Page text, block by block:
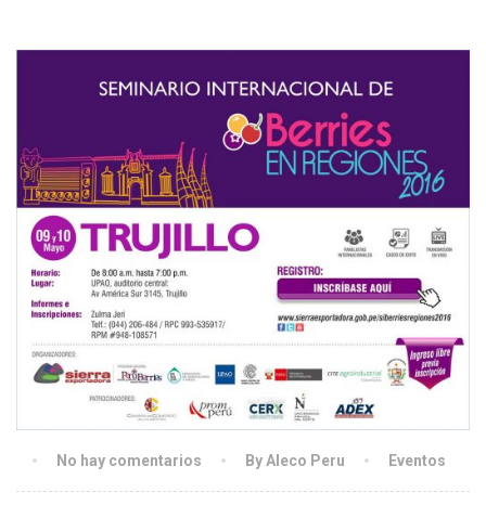
No hay comentarios By Aleco Peru Eventos